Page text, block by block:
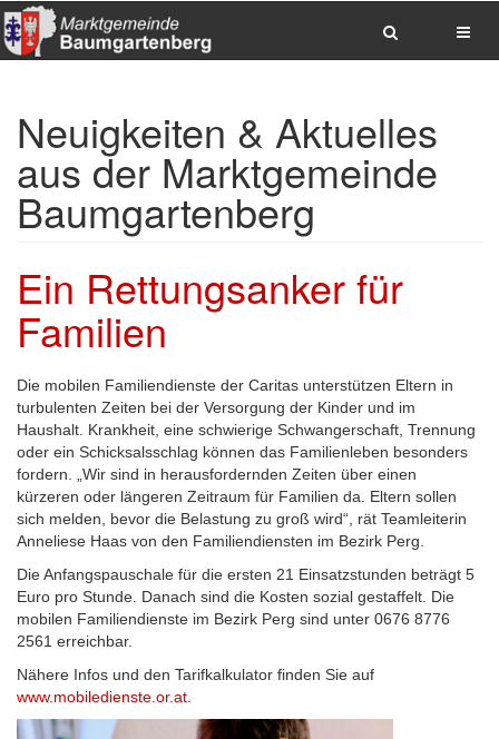
springen
Zum
Hauptmenue
springen
Zum
Seitenfuss
Sitemap
anzeigen
Suche
Anrufen
Mail
senden
Anfahrt
via
Google
Maps
planen
Neuigkeiten & Aktuelles
aus der Marktgemeinde
Baumgartenberg
Ein Rettungsanker für
Familien
Die mobilen Familiendienste der Caritas unterstützen Eltern in
turbulenten Zeiten bei der Versorgung der Kinder und im
Haushalt. Krankheit, eine schwierige Schwangerschaft, Trennung
oder ein Schicksalsschlag können das Familienleben besonders
fordern. „Wir sind in herausfordernden Zeiten über einen
kürzeren oder längeren Zeitraum für Familien da. Eltern sollen
sich melden, bevor die Belastung zu groß wird“, rät Teamleiterin
Anneliese Haas von den Familiendiensten im Bezirk Perg.
Die Anfangspauschale für die ersten 21 Einsatzstunden beträgt 5
Euro pro Stunde. Danach sind die Kosten sozial gestaffelt. Die
mobilen Familiendienste im Bezirk Perg sind unter 0676 8776
2561 erreichbar.
Nähere Infos und den Tarifkalkulator finden Sie auf
www.mobiledienste.or.at